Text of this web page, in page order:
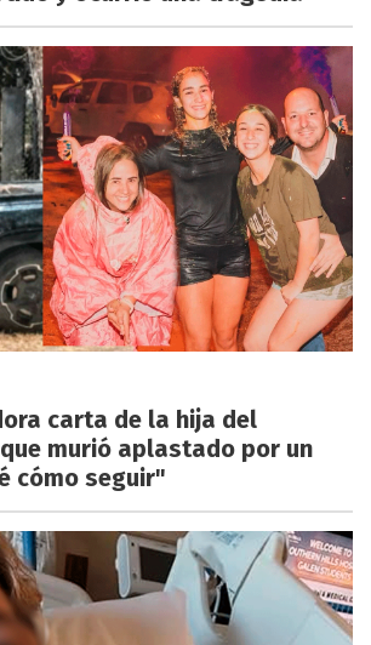
carta de la hija del
murió aplastado por un
cómo seguir"